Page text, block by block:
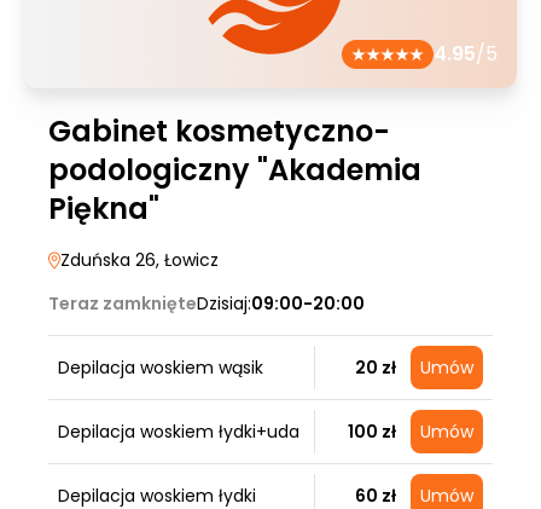
4.95/5
Gabinet kosmetyczno-
podologiczny "Akademia
Piękna"
Zduńska 26, Łowicz
Teraz zamknięteDzisiaj:09:00-20:00
Depilacja woskiem wąsik 20 zł Umów
Depilacja woskiem łydki+uda 100 zł Umów
Depilacja woskiem łydki 60 zł Umów